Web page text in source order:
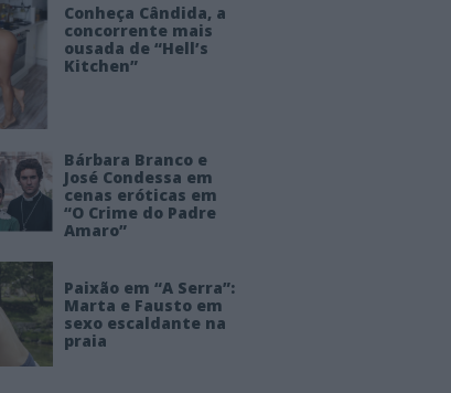
Conheça Cândida, a
concorrente mais
ousada de “Hell’s
Kitchen”
Bárbara Branco e
José Condessa em
cenas eróticas em
“O Crime do Padre
Amaro”
Paixão em “A Serra”:
Marta e Fausto em
sexo escaldante na
praia